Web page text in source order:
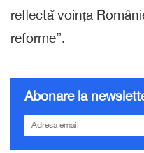
reflectă voința
reforme”.
Abonare la